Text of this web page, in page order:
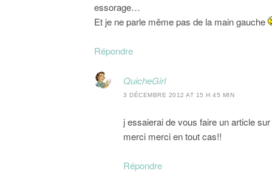
essorage…
Et je ne parle même pas de la main gauche
Répondre
QuicheGirl
3 DÉCEMBRE 2012 AT 15 H 45 MIN
j essaierai de vous faire un article
merci merci en tout cas!!
Répondre